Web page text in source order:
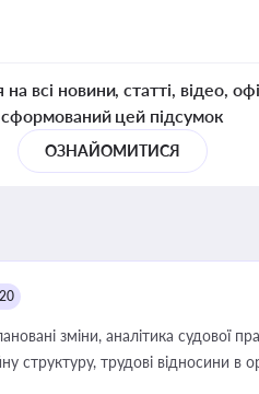
всі новини, статті, відео,
сформований цей підсумок
ОЗНАЙОМИТИСЯ
зміни, аналітика судової
структуру, трудові відносини